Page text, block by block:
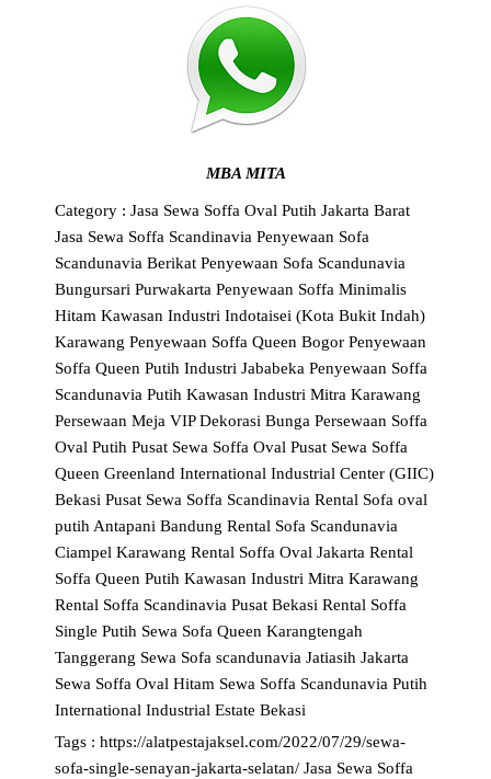
MBA MITA
Category : Jasa Sewa Soffa Oval Putih Jakarta Barat
Jasa Sewa Soffa ScandinaviaPenyewaan Sofa
Scandunavia BerikatPenyewaan Sofa Scandunavia
Bungursari PurwakartaPenyewaan Soffa Minimalis
Hitam Kawasan Industri Indotaisei (Kota Bukit Indah)
KarawangPenyewaan Soffa Queen BogorPenyewaan
Soffa Queen Putih Industri JababekaPenyewaan Soffa
Scandunavia Putih Kawasan Industri Mitra Karawang
Persewaan Meja VIP Dekorasi BungaPersewaan Soffa
Oval PutihPusat Sewa Soffa OvalPusat Sewa Soffa
Queen Greenland International Industrial Center (GIIC)
BekasiPusat Sewa Soffa ScandinaviaRental Sofa oval
putih Antapani BandungRental Sofa Scandunavia
Ciampel KarawangRental Soffa Oval JakartaRental
Soffa Queen Putih Kawasan Industri Mitra Karawang
Rental Soffa Scandinavia Pusat BekasiRental Soffa
Single Putih Sewa Sofa Queen Karangtengah
Tanggerang Sewa Sofa scandunavia Jatiasih Jakarta
Sewa Soffa Oval Hitam Sewa Soffa Scandunavia Putih
International Industrial Estate Bekasi
Tags : https://alatpestajaksel.com/2022/07/29/sewa-
sofa-single-senayan-jakarta-selatan/Jasa Sewa Soffa